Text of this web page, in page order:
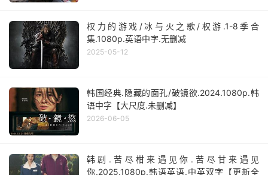
权力的游戏/冰与火之歌/权游.1-8季合
集.1080p.英语中字.无删减
2025-05-12
韩国经典.隐藏的面孔/破镜欲.2024.1080p.韩
语中字【大尺度.未删减】
2026-06-05
韩剧.苦尽柑来遇见你.苦尽甘来遇见
你.2025.1080p.韩语英语.中英双字【更新全